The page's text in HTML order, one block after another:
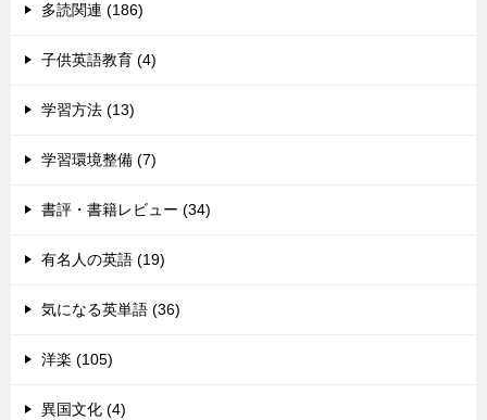
多読関連 (186)
子供英語教育 (4)
学習方法 (13)
学習環境整備 (7)
書評・書籍レビュー (34)
有名人の英語 (19)
気になる英単語 (36)
洋楽 (105)
異国文化 (4)